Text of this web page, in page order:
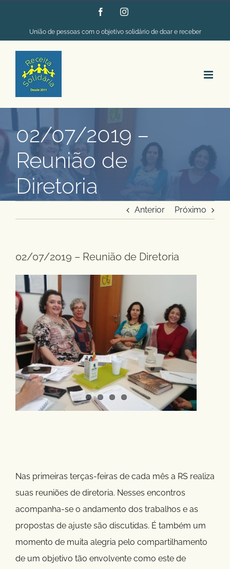
o
conteúdo
FacebookInstagram
União de pessoas com o objetivo solidário de doar e receber
02/07/2019 –
Reunião de
Diretoria
Anterior Próximo
02/07/2019 – Reunião de Diretoria
Nas primeiras terças-feiras de cada mês a RS realiza
suas reuniões de diretoria. Nesses encontros
acompanha-se o andamento dos trabalhos e as
propostas de ajuste são discutidas. É também um
momento de muita alegria pelo compartilhamento
de um objetivo tão envolvente como este de